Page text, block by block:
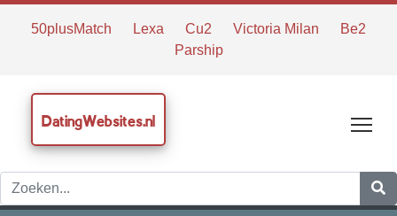
50plusMatch Lexa Cu2 Victoria Milan
Be2
Parship
DatingWebsites.nl